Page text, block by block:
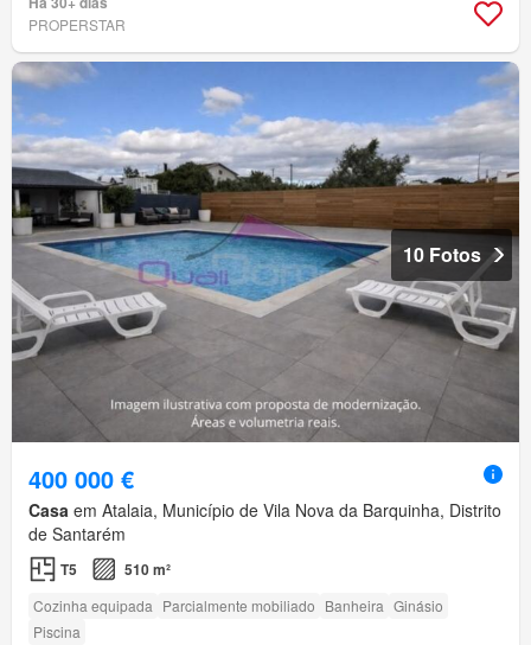
PROPERSTAR
10 Fotos
400 000 €
Casa em Atalaia, Município de Vila Nova da Barquinha, Distrito
de Santarém
T5 510 m²
Cozinha equipada Parcialmente mobiliado Banheira Ginásio
Piscina